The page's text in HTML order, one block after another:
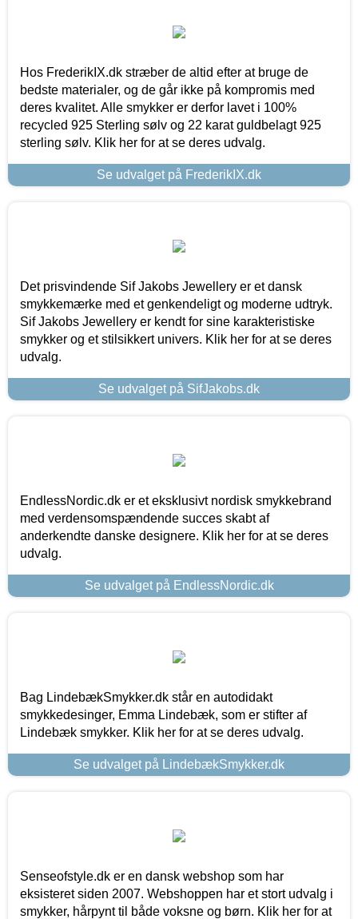
Hos FrederikIX.dk stræber de altid efter at bruge de
bedste materialer, og de går ikke på kompromis med
deres kvalitet. Alle smykker er derfor lavet i 100%
recycled 925 Sterling sølv og 22 karat guldbelagt 925
sterling sølv. Klik her for at se deres udvalg.
Se udvalget på FrederikIX.dk
Det prisvindende Sif Jakobs Jewellery er et dansk
smykkemærke med et genkendeligt og moderne udtryk.
Sif Jakobs Jewellery er kendt for sine karakteristiske
smykker og et stilsikkert univers. Klik her for at se deres
udvalg.
Se udvalget på SifJakobs.dk
EndlessNordic.dk er et eksklusivt nordisk smykkebrand
med verdensomspændende succes skabt af
anderkendte danske designere. Klik her for at se deres
udvalg.
Se udvalget på EndlessNordic.dk
Bag LindebækSmykker.dk står en autodidakt
smykkedesinger, Emma Lindebæk, som er stifter af
Lindebæk smykker. Klik her for at se deres udvalg.
Se udvalget på LindebækSmykker.dk
Senseofstyle.dk er en dansk webshop som har
eksisteret siden 2007. Webshoppen har et stort udvalg i
smykker, hårpynt til både voksne og børn. Klik her for at